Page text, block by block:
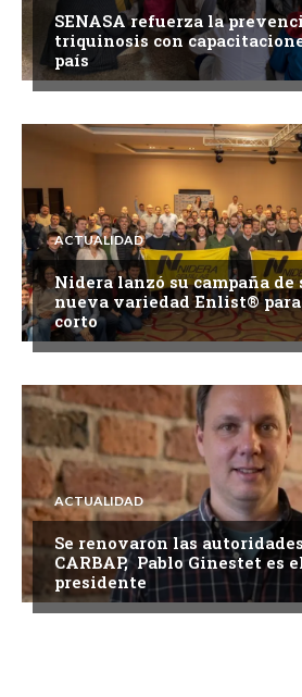
SENASA refuerza la
triquinosis con
país
ACTUALIDAD
Nidera lanzó su campaña de
nueva variedad Enlist®
corto
ACTUALIDAD
Se renovaron las
CARBAP, Pablo Ginestet es
presidente